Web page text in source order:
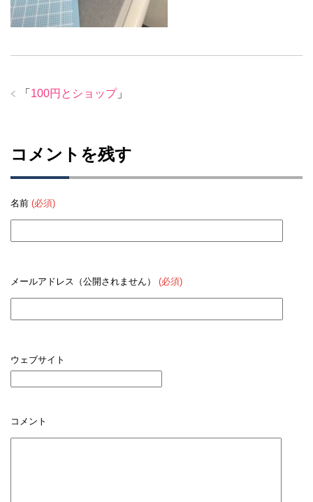
「 100円とショップ」
コメントを残す
名前 (必須)
メールアドレス（公開されません） (必須)
ウェブサイト
コメント